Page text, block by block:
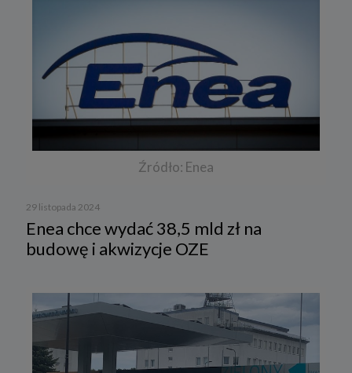
Źródło: Enea
29 listopada 2024
Enea chce wydać 38,5 mld zł na
budowę i akwizycje OZE